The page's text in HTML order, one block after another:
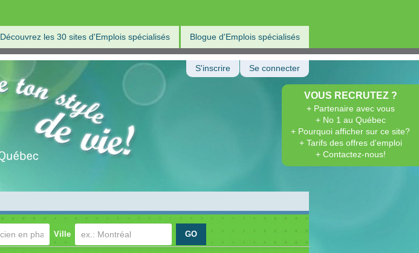
Découvrez les 30 sites d'Emplois spécialisés Blogue d'Emplois spécialisés
VOUS RECRUTEZ ?
+ Partenaire avec vous
+ No 1 au Québec
+ Pourquoi afficher sur ce site?
+ Tarifs des offres d'emploi
+ Contactez-nous!
S'inscrire Se connecter
Ville